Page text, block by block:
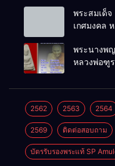
พระสมเด็จ
เกศมงคล
โพธิ์นิมิตร
พ.ศ.2512
พระนางพ
หลวงพ่อฑู
พ.ศ.2512
2562 2563 2564
2569 ติดต่อสอบถาม
บัตรรับรองพระแท้ SP